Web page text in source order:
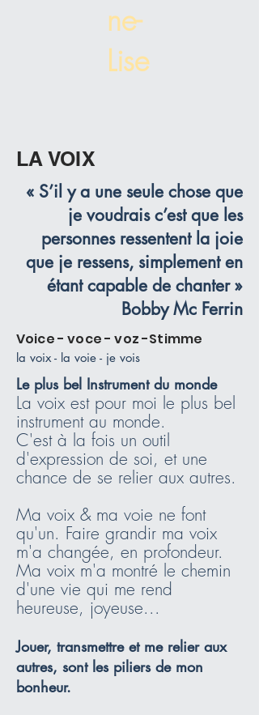
ne-
Lise
LA VOIX
« S’il y a une seule chose que
je voudrais c’est que les
personnes ressentent la joie
que je ressens, simplement en
étant capable de chanter »
Bobby Mc Ferrin
Voice - voce - voz -Stimme
la voix - la voie - je vois
Le plus bel Instrument du monde
La voix est pour moi le plus bel
instrument au monde.
C'est à la fois un outil
d'expression de soi, et une
chance de se relier aux autres.
Ma voix & ma voie ne font
qu'un. Faire grandir ma voix
m'a changée, en profondeur.
Ma voix m'a montré le chemin
d'une vie qui me rend
heureuse, joyeuse...
Jouer, transmettre et me relier aux
autres, sont les piliers de mon
bonheur.